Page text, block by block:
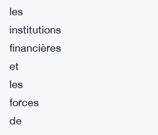
les
institutions
financières
et
les
forces
de